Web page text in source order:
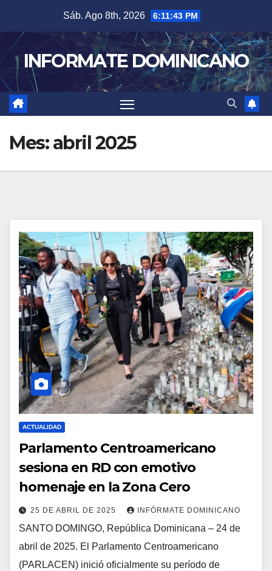
content
Sáb. Ago 8th, 2026 6:11:45 PM
INFORMATE DOMINICANO
Mes:abril 2025
ACTUALIDAD
Parlamento Centroamericano
sesiona en RD con emotivo
homenaje en la Zona Cero
25 DE ABRIL DE 2025 INFÓRMATE DOMINICANO
SANTO DOMINGO, República Dominicana – 24 de
abril de 2025. El Parlamento Centroamericano
(PARLACEN) inició oficialmente su período de